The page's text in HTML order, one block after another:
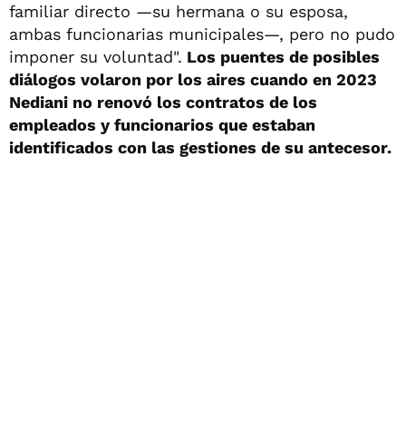
familiar directo —su hermana o su esposa,
ambas funcionarias municipales—, pero no pudo
imponer su voluntad". Los puentes de posibles
diálogos volaron por los aires cuando en 2023
Nediani no renovó los contratos de los
empleados y funcionarios que estaban
identificados con las gestiones de su antecesor.